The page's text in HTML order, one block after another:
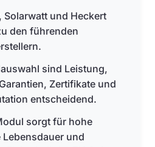
Solarwatt und Heckert
den führenden
sind Leistung,
Zertifikate und
entscheidend.
sorgt für hohe
Lebensdauer und